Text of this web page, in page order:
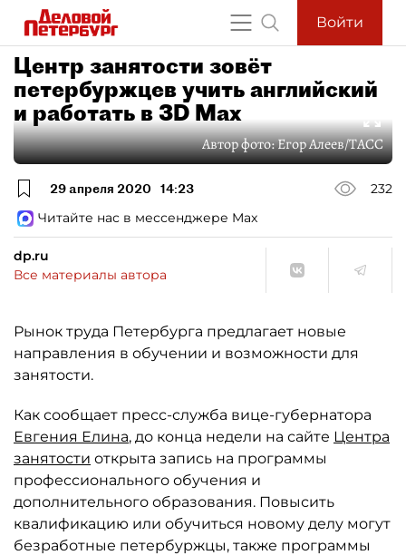
Войти
Центр занятости зовёт
петербуржцев учить английский
и работать в 3D Max
Автор фото:Егор Алеев/ТАСС
29 апреля 2020 14:23
232
Читайте нас в мессенджере Max
dp.ru
Все материалы автора
Рынок труда Петербурга предлагает новые
направления в обучении и возможности для
занятости.
Как сообщает пресс-служба вице-губернатора
Евгения Елина, до конца недели на сайте Центра
занятости открыта запись на программы
профессионального обучения и
дополнительного образования. Повысить
квалификацию или обучиться новому делу могут
безработные петербуржцы, также программы